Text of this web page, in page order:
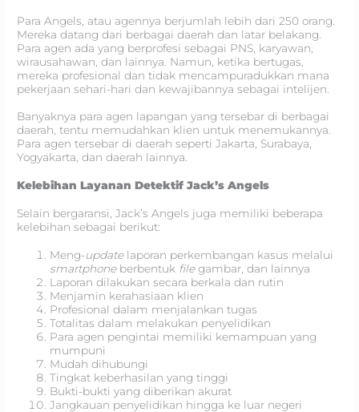
Para Angels, atau agennya berjumlah lebih dari 250 orang.
Mereka datang dari berbagai daerah dan latar belakang.
Para agen ada yang berprofesi sebagai PNS, karyawan,
wirausahawan, dan lainnya. Namun, ketika bertugas,
mereka profesional dan tidak mencampuradukkan mana
pekerjaan sehari-hari dan kewajibannya sebagai intelijen.
Banyaknya para agen lapangan yang tersebar di berbagai
daerah, tentu memudahkan klien untuk menemukannya.
Para agen tersebar di daerah seperti Jakarta, Surabaya,
Yogyakarta, dan daerah lainnya.
Kelebihan Layanan Detektif Jack’s Angels
Selain bergaransi, Jack’s Angels juga memiliki beberapa
kelebihan sebagai berikut:
Meng-updatelaporan perkembangan kasus melalui
smartphoneberbentuk filegambar, dan lainnya
Laporan dilakukan secara berkala dan rutin
Menjamin kerahasiaan klien
Profesional dalam menjalankan tugas
Totalitas dalam melakukan penyelidikan
Para agen pengintai memiliki kemampuan yang
mumpuni
Mudah dihubungi
Tingkat keberhasilan yang tinggi
Bukti-bukti yang diberikan akurat
Jangkauan penyelidikan hingga ke luar negeri